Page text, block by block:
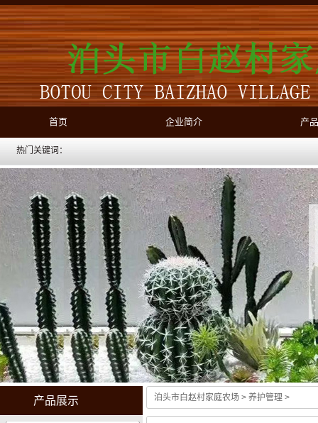
首页 企业简介 产
热门关键词：
产品展示 泊头市白赵村家庭农场 > 养护管理 >